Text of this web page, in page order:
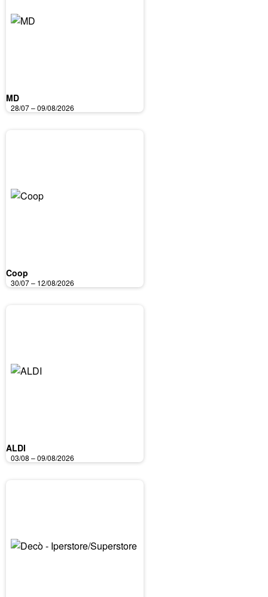
MD
28/07 – 09/08/2026
Coop
30/07 – 12/08/2026
ALDI
03/08 – 09/08/2026